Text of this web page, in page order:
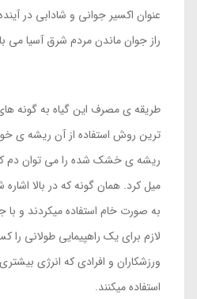
عنوان اکسیر جوانی و شادابی در
راز جوان ماندن مردم شرق آسیا می
طریقه ی مصرف این گیاه به گونه
ترین روش استفاده از آن ریشه ی
ریشه ی خشک شده را می توان دم
میل کرد. همان گونه که در بالا
به صورت خام استفاده میکردند و
لازم برای یک راهپیمایی طولانی را
ورزشکاران و افرادی که انرژی
استفاده میکنند.